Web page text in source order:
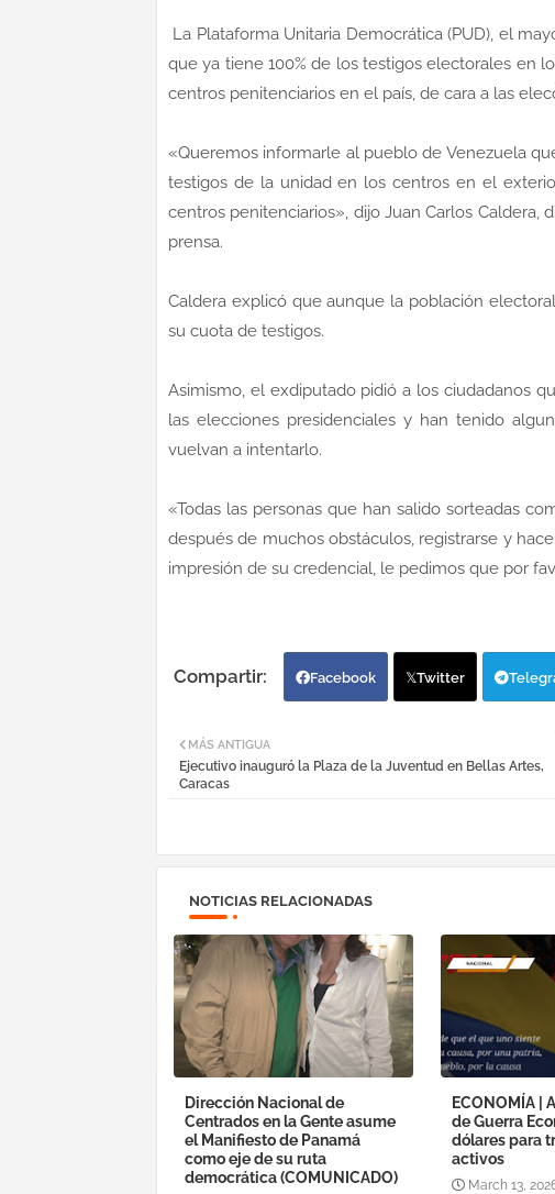
La Plataforma Unitaria Democrática (PUD), el
que ya tiene 100% de los testigos electorales en
centros penitenciarios en el país, de cara a las
«Queremos informarle al pueblo de Venezuela
testigos de la unidad en los centros en el
centros penitenciarios», dijo Juan Carlos Caldera,
prensa.
Caldera explicó que aunque la población
su cuota de testigos.
Asimismo, el exdiputado pidió a los ciudadanos
las elecciones presidenciales y han tenido
vuelvan a intentarlo.
«Todas las personas que han salido sorteadas
después de muchos obstáculos, registrarse y
impresión de su credencial, le pedimos que por
Facebook Twitter
MÁS ANTIGUA
Ejecutivo inauguró la Plaza de la Juventud en Bellas Artes,
Caracas
NOTICIAS RELACIONADAS
Dirección Nacional de
Centrados en la Gente asume
el Manifiesto de Panamá
como eje de su ruta
democrática (COMUNICADO)
ECONOMÍA |
de Guerra
dólares para
activos
March 13,